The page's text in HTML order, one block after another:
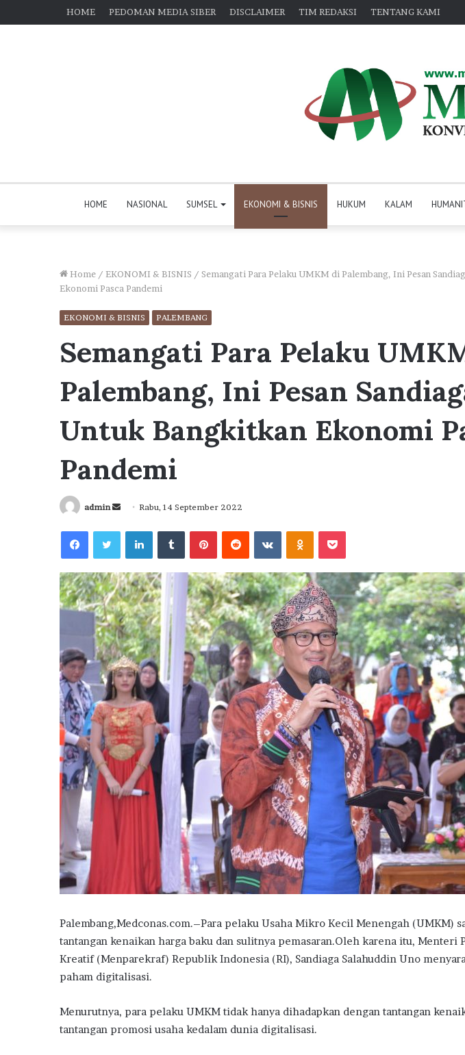
HOME PEDOMAN MEDIA SIBER DISCLAIMER TIM REDAKSI TENTANG KAMI
HOME NASIONAL SUMSEL EKONOMI & BISNIS HUKUM KALAM
Home / EKONOMI & BISNIS / Semangati Para Pelaku UMKM di Palembang, Ini Pesan
Ekonomi Pasca Pandemi
EKONOMI & BISNIS PALEMBANG
Semangati Para Pelaku
Palembang, Ini Pesan
Untuk Bangkitkan Ekonomi
Pandemi
admin
Send
email
Rabu, 14 September 2022
FacebookTwitterLinkedInTumblrPinterestReddit VKontakteOdnoklassniki
Pocket
Palembang,Medconas.com.–Para pelaku Usaha Mikro Kecil Menengah (UMKM)
tantangan kenaikan harga baku dan sulitnya pemasaran.Oleh karena itu, Menteri
Kreatif (Menparekraf) Republik Indonesia (RI), Sandiaga Salahuddin Uno
paham digitalisasi.
Menurutnya, para pelaku UMKM tidak hanya dihadapkan dengan tantangan
tantangan promosi usaha kedalam dunia digitalisasi.